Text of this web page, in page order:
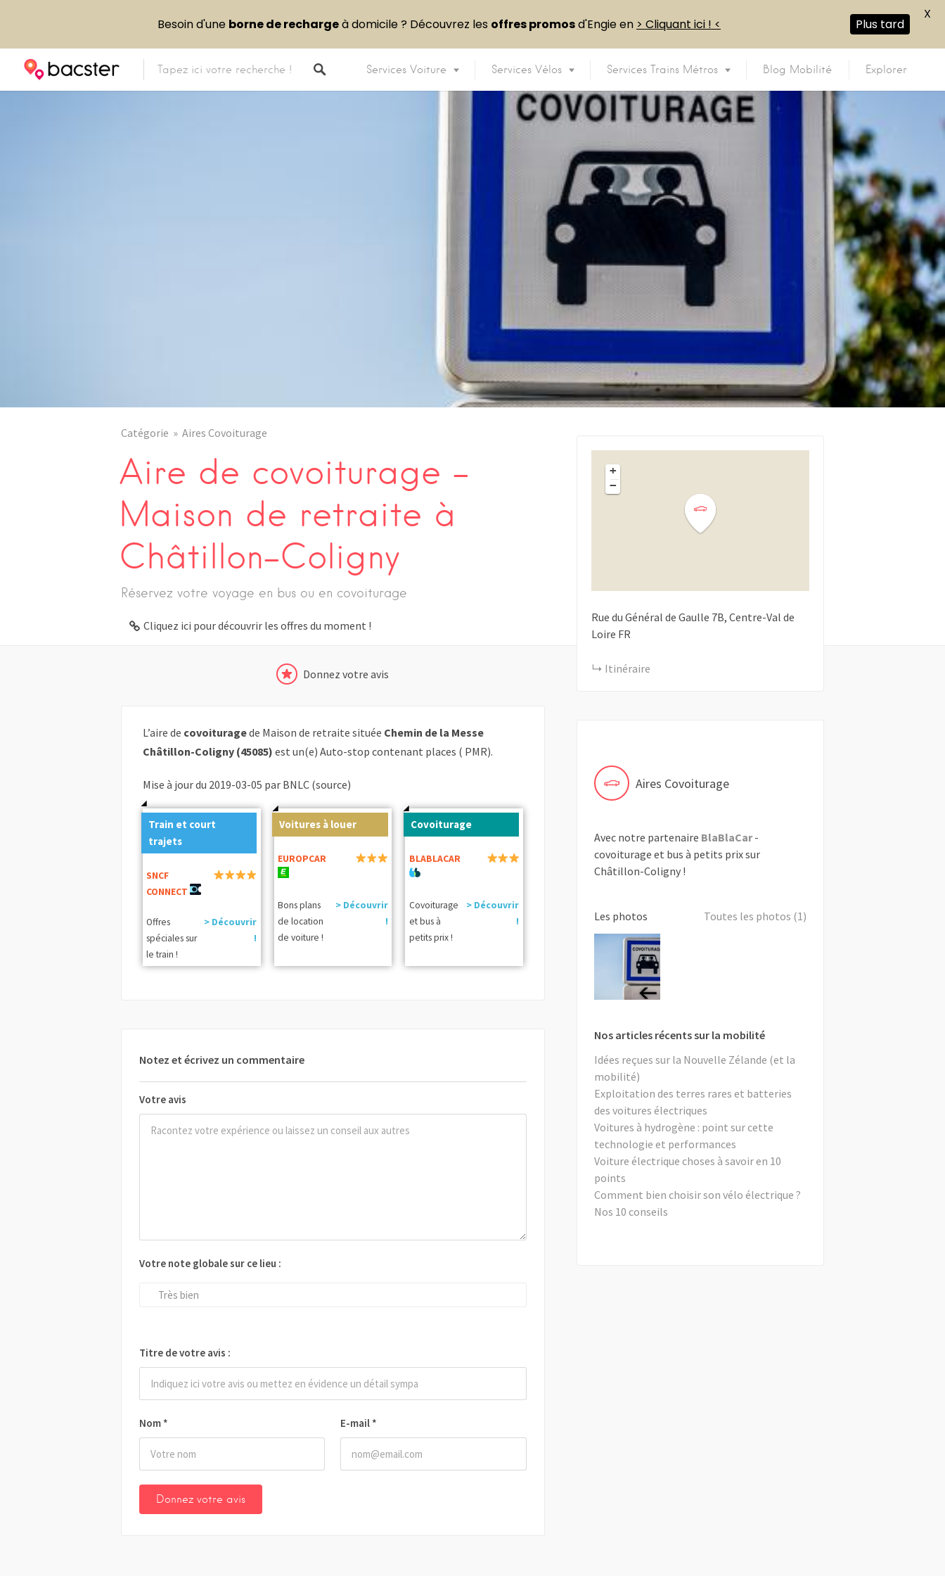
Services Voiture Services Vélos Services Trains Métros Blog Mobilité Explorer
Catégorie Aires Covoiturage
Aire de covoiturage –
Maison de retraite à
Châtillon-Coligny
Réservez votre voyage en bus ou en covoiturage
Cliquez ici pour découvrir les offres du moment !
Donnez votre avis
L’aire de covoituragede Maison de retraite située Chemin de la Messe
Châtillon-Coligny (45085) est un(e) Auto-stop contenant places ( PMR).
Mise à jour du 2019-03-05 par BNLC (source)
Train et court
trajets
SNCF
CONNECT
Offres
spéciales sur
le train !
> Découvrir
!
Voitures à louer
EUROPCAR
Bons plans
de location
de voiture !
> Découvrir
!
Covoiturage
BLABLACAR
Covoiturage
et bus à
petits prix !
> Découvrir
!
Notez et écrivez un commentaire
Votre avis
Nom * E-mail *
Votre note globale sur ce lieu :
Très bien
Titre de votre avis :
+
−
Rue du Général de Gaulle 7B Centre-Val de
Loire FR
Itinéraire
Aires Covoiturage
Avec notre partenaire BlaBlaCar-
covoiturage et bus à petits prix sur
Châtillon-Coligny !
Les photos Toutes les photos (1)
Nos articles récents sur la mobilité
Idées reçues sur la Nouvelle Zélande (et la
mobilité)
Exploitation des terres rares et batteries
des voitures électriques
Voitures à hydrogène : point sur cette
technologie et performances
Voiture électrique choses à savoir en 10
points
Comment bien choisir son vélo électrique ?
Nos 10 conseils
Besoin d'une borne de rechargeà domicile ? Découvrez les offres promosd'Engie en > Cliquant ici ! < Plus tard
X